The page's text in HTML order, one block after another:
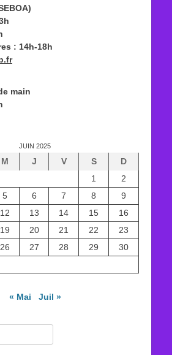
: 14h-18h
main
JUIN 2025
M J V S
D
1
2
5 6 7 8
9
12 13 14 15
16
19 20 21 22
23
26 27 28 29
30
« Mai Juil »